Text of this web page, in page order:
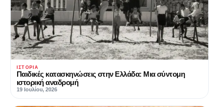
ΙΣΤΟΡΊΑ
Παιδικές κατασκηνώσεις στην Ελλάδα: Μια σύντομη
ιστορική αναδρομή
19 Ιουλίου, 2026